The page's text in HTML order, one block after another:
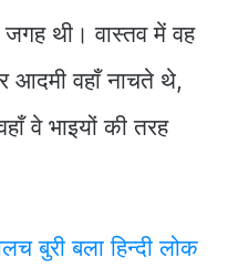
जगह थी। वास्तव में वह
वहाँ नाचते थे,
वे भाइयों की तरह
बुरी बला हिन्दी लोक